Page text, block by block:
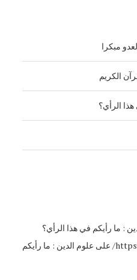
مبكرا
الكريم
الرأي؟
: ما رأيكم في هذا الرأي؟
على علوم الدين : ما رأيكم